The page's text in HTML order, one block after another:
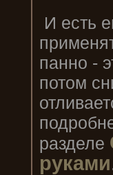
И есть
панно -
потом
разделе
руками